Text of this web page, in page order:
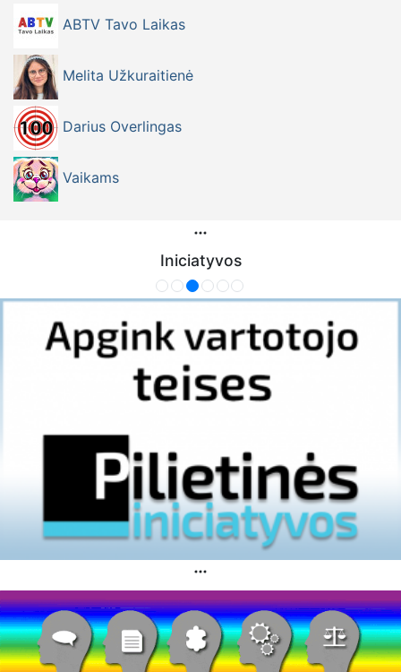
ABTV Tavo Laikas
Melita Užkuraitienė
Darius Overlingas
Vaikams
Iniciatyvos